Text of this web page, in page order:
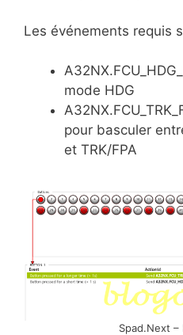
Les événements requis
mode HDG
pour basculer
et TRK/FPA
Spad.Next –